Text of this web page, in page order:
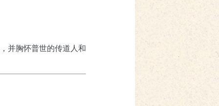
并胸怀普世的传道人和